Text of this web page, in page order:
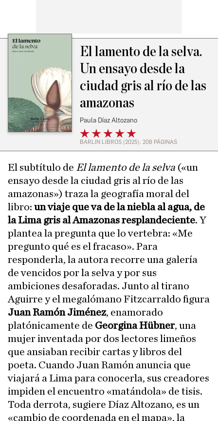
BARLIN LIBROS (2025). 208 PÁGINAS
El lamento de la selva.
Un ensayo desde la
ciudad gris al río de las
amazonas
Paula Díaz Altozano
El subtítulo de El lamento de la selva («un
ensayo desde la ciudad gris al río de las
amazonas») traza la geografía moral del
libro: un viaje que va de la niebla al agua, de
la Lima gris al Amazonas resplandeciente. Y
plantea la pregunta que lo vertebra: «Me
pregunto qué es el fracaso». Para
responderla, la autora recorre una galería
de vencidos por la selva y por sus
ambiciones desaforadas. Junto al tirano
Aguirre y el megalómano Fitzcarraldo figura
Juan Ramón Jiménez, enamorado
platónicamente de Georgina Hübner, una
mujer inventada por dos lectores limeños
que ansiaban recibir cartas y libros del
poeta. Cuando Juan Ramón anuncia que
viajará a Lima para conocerla, sus creadores
impiden el encuentro «matándola» de tisis.
Toda derrota, sugiere Díaz Altozano, es un
«cambio de coordenada en el mapa», la